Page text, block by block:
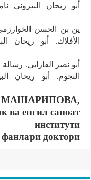
أبو ريحان البيرونى
الأفلاك. أبو ريحان
النجوم. أبو ريحان
МАШАРИПОВА,
ва енгил саноат
институти
доктори